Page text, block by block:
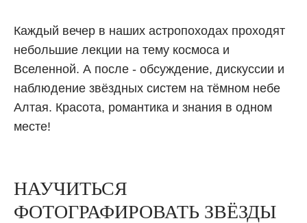
Каждый вечер в наших астропоходах проходят
небольшие лекции на тему космоса и
Вселенной. А после - обсуждение, дискуссии и
наблюдение звёздных систем на тёмном небе
Алтая. Красота, романтика и знания в одном
месте!
НАУЧИТЬСЯ
ФОТОГРАФИРОВАТЬ ЗВЁЗДЫ